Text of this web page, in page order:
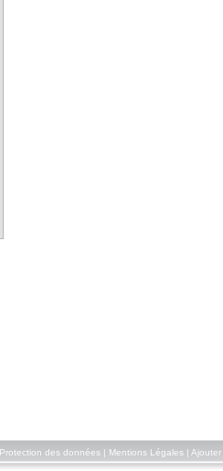
Protection des données| Mentions Légales| Ajouter